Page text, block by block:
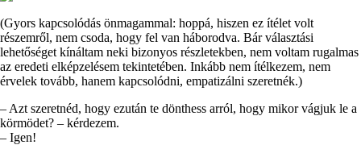
(Gyors kapcsolódás önmagammal: hoppá, hiszen ez ítélet volt
részemről, nem csoda, hogy fel van háborodva. Bár választási
lehetőséget kínáltam neki bizonyos részletekben, nem voltam rugalmas
az eredeti elképzelésem tekintetében. Inkább nem ítélkezem, nem
érvelek tovább, hanem kapcsolódni, empatizálni szeretnék.)
– Azt szeretnéd, hogy ezután te dönthess arról, hogy mikor vágjuk le a
körmödet? – kérdezem.
– Igen!